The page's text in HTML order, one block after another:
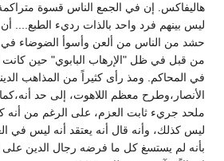
هاليفاكس. إن في الجمع الناس قسوة
ليس بينهم فرد واحد بالذات رديء الطبع....
من قبل في ظل "الإرهاب البابوي" حين كانت
في المحاكم. ومذ رأى كثيراً من المذاهب
الأنصار،وطرح معظم اللاهوت، إلى حد
ملحد جريء ثابت العزم، على الرغم من أنه
ليس كذلك، وأنه قال أنه يعتقد أنه ليس في
بأنه لم يستسغ كل ما فرضه رجال الدين على